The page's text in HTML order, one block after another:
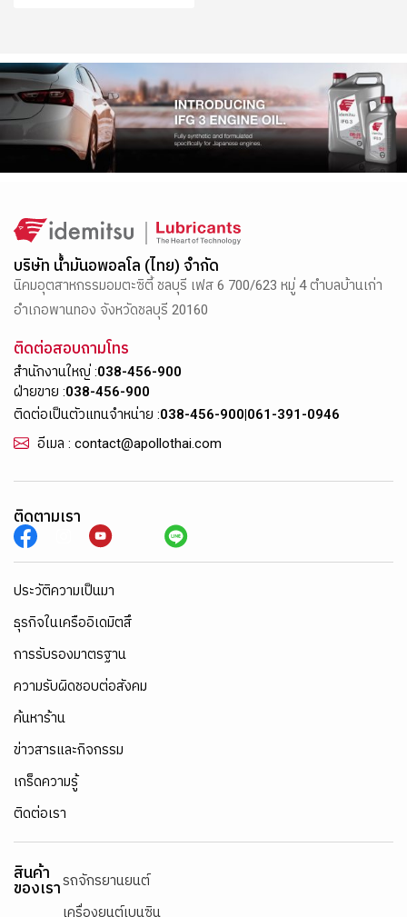
บริษัท น้ำมันอพอลโล (ไทย) จำกัด
นิคมอุตสาหกรรมอมตะซิตี้ ชลบุรี เฟส 6 700/623 หมู่ 4 ตำบลบ้านเก่า
อำเภอพานทอง จังหวัดชลบุรี 20160
ติดต่อสอบถามโทร
สำนักงานใหญ่ :038-456-900
ฝ่ายขาย :038-456-900
ติดต่อเป็นตัวแทนจำหน่าย :038-456-900|061-391-0946
อีเมล : contact@apollothai.com
ติดตามเรา
ประวัติความเป็นมา
ธุรกิจในเครืออิเดมิตสึ
การรับรองมาตรฐาน
ความรับผิดชอบต่อสังคม
ค้นหาร้าน
ข่าวสารและกิจกรรม
เกร็ดความรู้
ติดต่อเรา
สินค้า
ของเรารถจักรยานยนต์
เครื่องยนต์เบนซิน